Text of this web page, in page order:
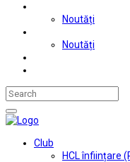
Noutăți
Noutăți
Club
HCL înființare